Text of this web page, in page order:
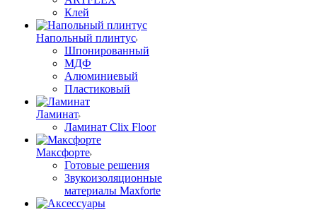
Клей
Напольный плинтус
Шпонированный
МДФ
Алюминиевый
Пластиковый
Ламинат
Ламинат Clix Floor
Максфорте
Готовые решения
Звукоизоляционные
материалы Maxforte